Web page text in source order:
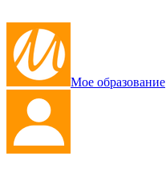
Мое образование